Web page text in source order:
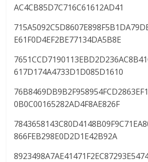
AC4CB85D7C716C61612AD41
E61F0D4EF2BE77134DA5B8E
617D174A4733D1D085D1610
0B0C00165282AD4F8AE826F
866FEB298E0D2D1E42B92A